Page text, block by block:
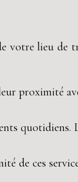
votre lieu de
proximité
quotidiens.
de ces